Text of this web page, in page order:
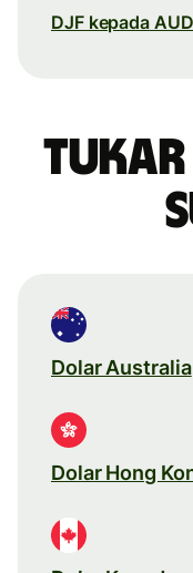
DJF kepada AUD
Tukar
Dolar Australia
Dolar Hong